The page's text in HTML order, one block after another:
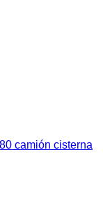
camión cisterna